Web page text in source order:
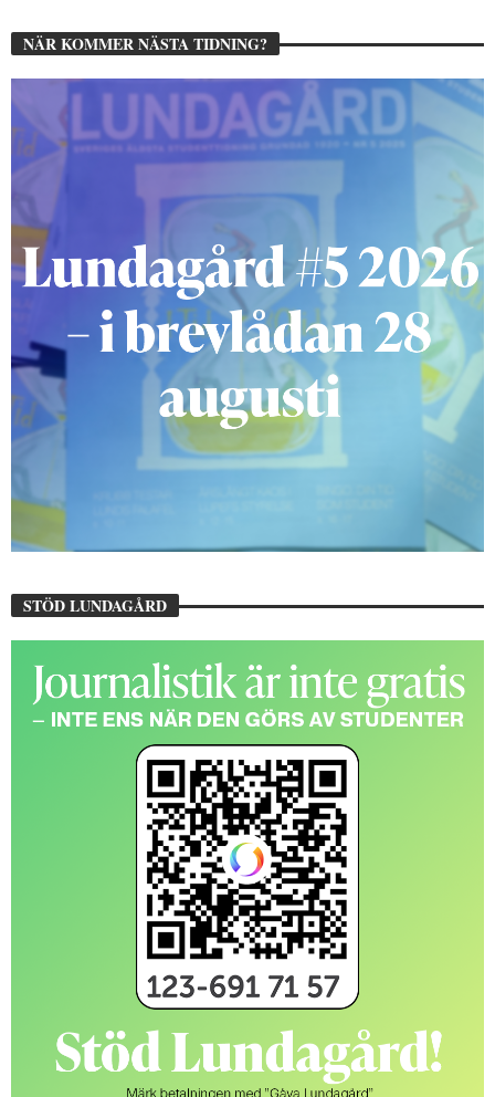
NÄR KOMMER NÄSTA TIDNING?
STÖD LUNDAGÅRD